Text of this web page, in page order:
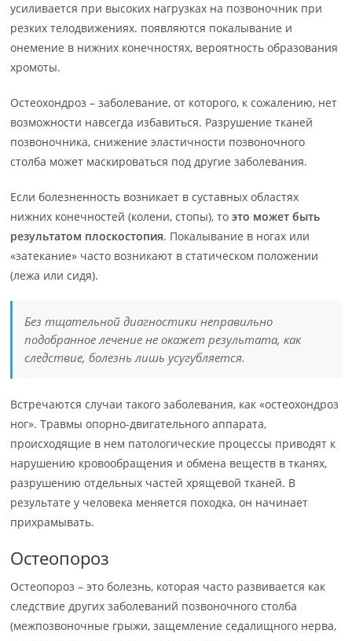
усиливается при высоких нагрузках на позвоночник при
резких телодвижениях. появляются покалывание и
онемение в нижних конечностях, вероятность образования
хромоты.
Остеохондроз – заболевание, от которого, к сожалению, нет
возможности навсегда избавиться. Разрушение тканей
позвоночника, снижение эластичности позвоночного
столба может маскироваться под другие заболевания.
Если болезненность возникает в суставных областях
нижних конечностей (колени, стопы), тоэто может быть
результатом плоскостопия. Покалывание в ногах или
«затекание» часто возникают в статическом положении
(лежа или сидя).
Без тщательной диагностики неправильно
подобранное лечение не окажет результата, как
следствие, болезнь лишь усугубляется.
Встречаются случаи такого заболевания, как «остеохондроз
ног». Травмы опорно-двигательного аппарата,
происходящие в нем патологические процессы приводят к
нарушению кровообращения и обмена веществ в тканях,
разрушению отдельных частей хрящевой тканей. В
результате у человека меняется походка, он начинает
прихрамывать.
Остеопороз
Остеопороз – это болезнь, которая часто развивается как
следствие других заболеваний позвоночного столба
(межпозвоночные грыжи, защемление седалищного нерва,